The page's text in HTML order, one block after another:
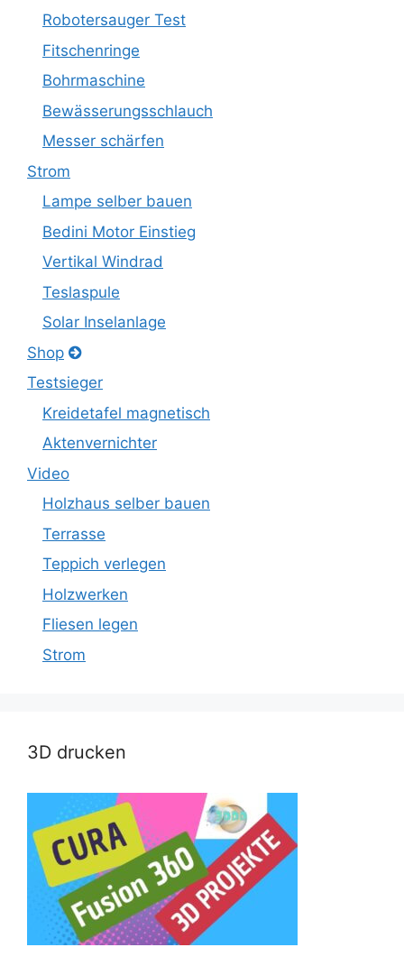
Robotersauger Test
Fitschenringe
Bohrmaschine
Bewässerungsschlauch
Messer schärfen
Strom
Lampe selber bauen
Bedini Motor Einstieg
Vertikal Windrad
Teslaspule
Solar Inselanlage
Shop
Testsieger
Kreidetafel magnetisch
Aktenvernichter
Video
Holzhaus selber bauen
Terrasse
Teppich verlegen
Holzwerken
Fliesen legen
Strom
3D drucken